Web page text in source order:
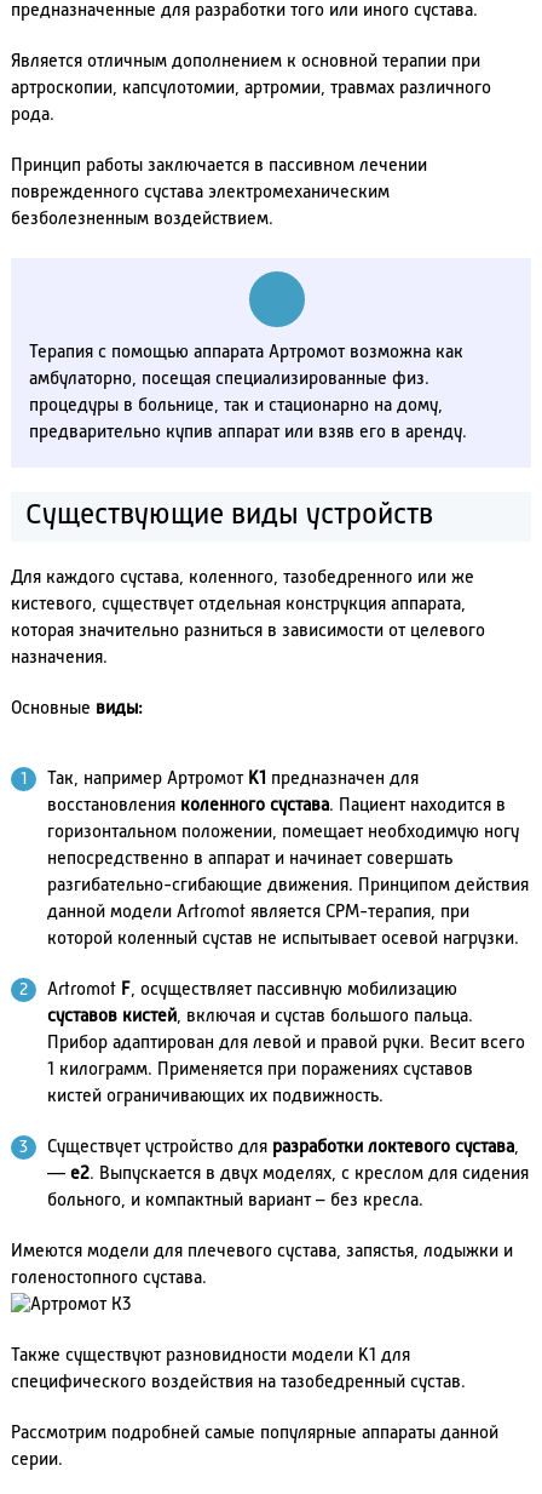
предназначенные для разработки того или иного сустава.
Является отличным дополнением к основной терапии при
артроскопии, капсулотомии, артромии, травмах различного
рода.
Принцип работы заключается в пассивном лечении
поврежденного сустава электромеханическим
безболезненным воздействием.
Терапия с помощью аппарата Артромот возможна как
амбулаторно, посещая специализированные физ.
процедуры в больнице, так и стационарно на дому,
предварительно купив аппарат или взяв его в аренду.
Существующие виды устройств
Для каждого сустава, коленного, тазобедренного или же
кистевого, существует отдельная конструкция аппарата,
которая значительно разниться в зависимости от целевого
назначения.
Основные виды:
Так, например Артромот K1
предназначен для
восстановления коленного сустава. Пациент находится в
горизонтальном положении, помещает необходимую ногу
непосредственно в аппарат и начинает совершать
разгибательно-сгибающие движения. Принципом действия
данной модели Artromot является CPM-терапия, при
которой коленный сустав не испытывает осевой нагрузки.
ArtromotF, осуществляет пассивную мобилизацию
суставов кистей, включая и сустав большого пальца.
Прибор адаптирован для левой и правой руки. Весит всего
1 килограмм. Применяется при поражениях суставов
кистей ограничивающих их подвижность.
Существует устройство для разработки локтевого сустава,
— e2. Выпускается в двух моделях, с креслом для сидения
больного, и компактный вариант – без кресла.
Имеются модели для плечевого сустава, запястья, лодыжки и
голеностопного сустава.
Также существуют разновидности модели K1 для
специфического воздействия на тазобедренный сустав.
Рассмотрим подробней самые популярные аппараты данной
серии.